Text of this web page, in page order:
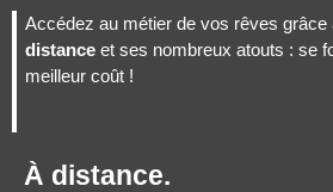
Accédez au métier de vos rêves grâce
distance et ses nombreux atouts : se
meilleur coût !
À distance.